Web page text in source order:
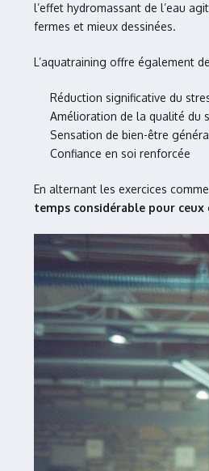
l’effet hydromassant de l’eau
fermes et mieux dessinées.
L’aquatraining offre également
Réduction significative du
Amélioration de la qualité du
Sensation de bien-être
Confiance en soi renforcée
En alternant les exercices
temps considérable pour